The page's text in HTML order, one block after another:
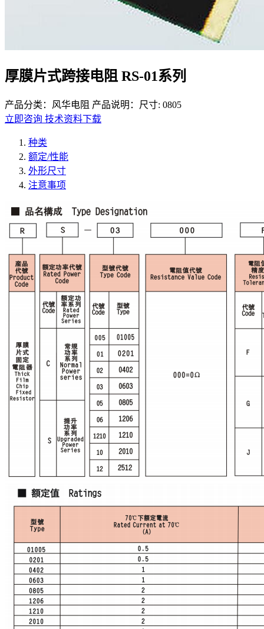
厚膜片式跨接电阻 RS-01系列
产品分类：风华电阻 产品说明：尺寸: 0805
立即咨询 技术资料下载
种类
额定/性能
外形尺寸
注意事项